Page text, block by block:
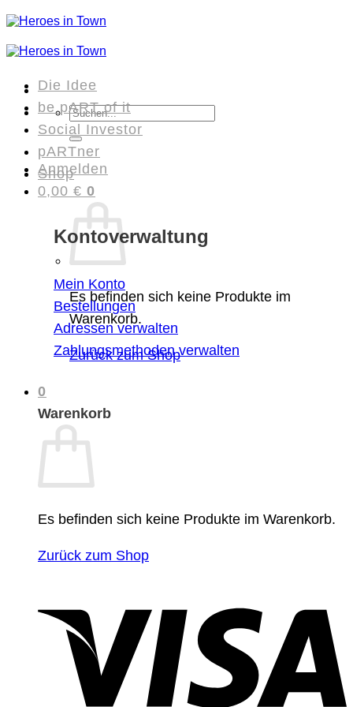
Zum
Inhalt
Suchen
nach:
Anmelden
0,00 € 0
Es befinden sich keine Produkte im
Warenkorb.
Zurück zum Shop
0
Warenkorb
Es befinden sich keine Produkte im Warenkorb.
Zurück zum Shop
Die Idee
be pART of it
Social Investor
pARTner
Shop
Kontoverwaltung
Mein Konto
Bestellungen
Adressen verwalten
Zahlungsmethoden verwalten